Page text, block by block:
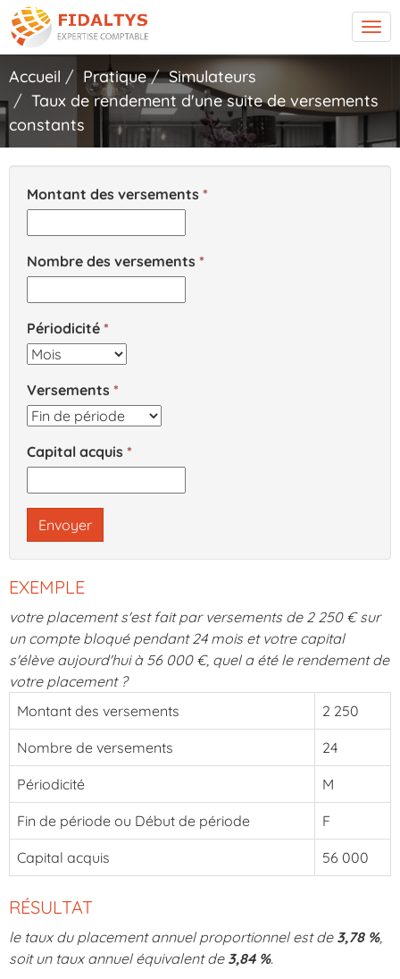
Accueil Pratique
Simulateurs
Taux de rendement d'une suite de versements
constants
Montant des versements
Nombre des versements
Périodicité
Versements
Capital acquis
Envoyer
EXEMPLE
votre placement s'est fait par versements de 2 250 € sur
un compte bloqué pendant 24 mois et votre capital
s'élève aujourd'hui à 56 000 €, quel a été le rendement de
votre placement ?
Montant des versements
2 250
Nombre de versements 24
Périodicité M
Fin de période ou Début de période F
Capital acquis 56 000
RÉSULTAT
le taux du placement annuel proportionnel est de 3,78 %,
soit un taux annuel équivalent de 3,84 %.